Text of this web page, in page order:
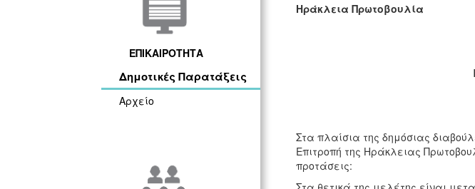
ΕΠΙΚΑΙΡΟΤΗΤΑ
Δημοτικές Παρατάξεις
Αρχείο
Ηράκλεια Πρωτοβουλία
Στα πλαίσια της δημόσιας
Επιτροπή της Ηράκλειας
προτάσεις: